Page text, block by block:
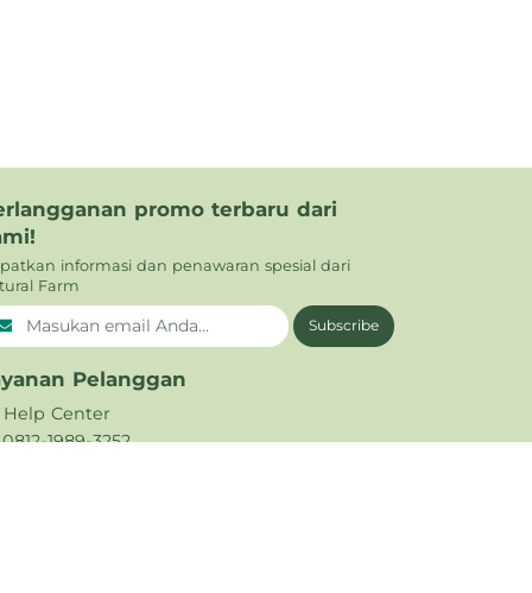
promo terbaru dari
informasi dan penawaran spesial dari
Farm
Subscribe
Pelanggan
Help Center
0812-1989-3252